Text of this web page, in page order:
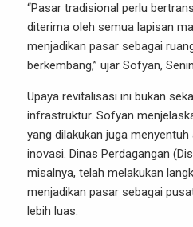
“Pasar tradisional perlu
diterima oleh semua lapisan
menjadikan pasar sebagai
berkembang,” ujar Sofyan,
Upaya revitalisasi ini bukan
infrastruktur. Sofyan
yang dilakukan juga
inovasi. Dinas Perdagangan
misalnya, telah melakukan
menjadikan pasar sebagai
lebih luas.